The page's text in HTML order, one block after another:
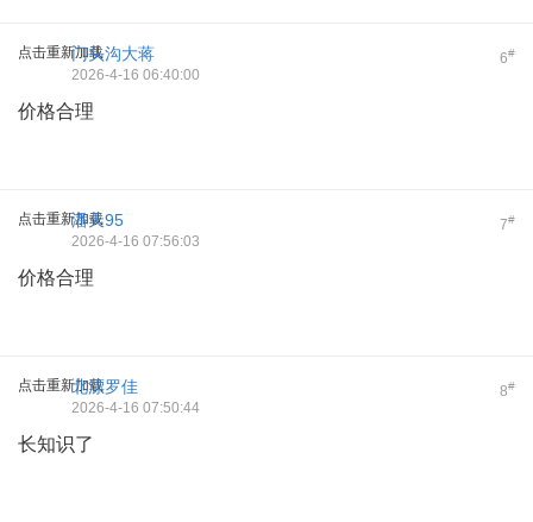
点击重新加载 6#
门头沟大蒋
2026-4-16 06:40:00
价格合理
点击重新加载 7#
潘天95
2026-4-16 07:56:03
价格合理
点击重新加载 8#
北漂罗佳
2026-4-16 07:50:44
长知识了